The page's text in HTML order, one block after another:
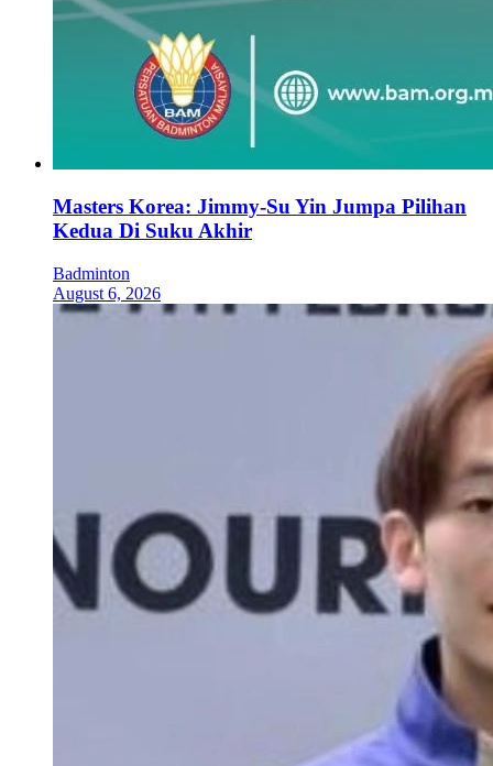
Masters Korea: Jimmy-Su Yin Jumpa Pilihan
Kedua Di Suku Akhir
Badminton
August 6, 2026